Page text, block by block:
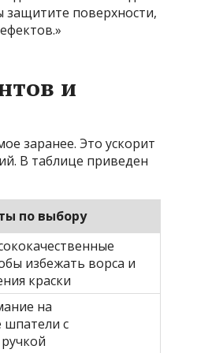
поверхности,
и
заранее. Это ускорит
В таблице приведен
по выбору
избежать ворса и
краски
на
шпатели с